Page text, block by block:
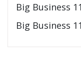
Big Business
Big Business